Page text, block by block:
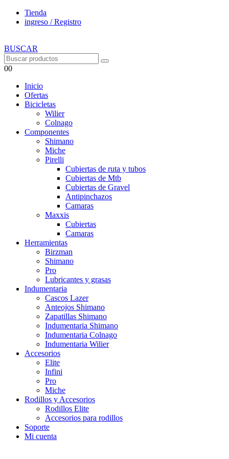
Tienda
ingreso / Registro
BUSCAR
00
Inicio
Ofertas
Bicicletas
Wilier
Colnago
Componentes
Shimano
Miche
Pirelli
Cubiertas de ruta y tubos
Cubiertas de Mtb
Cubiertas de Gravel
Antipinchazos
Camaras
Maxxis
Cubiertas
Camaras
Herramientas
Birzman
Shimano
Pro
Lubricantes y grasas
Indumentaria
Cascos Lazer
Anteojos Shimano
Zapatillas Shimano
Indumentaria Shimano
Indumentaria Colnago
Indumentaria Wilier
Accesorios
Elite
Infini
Pro
Miche
Rodillos y Accesorios
Rodillos Elite
Accesorios para rodillos
Soporte
Mi cuenta